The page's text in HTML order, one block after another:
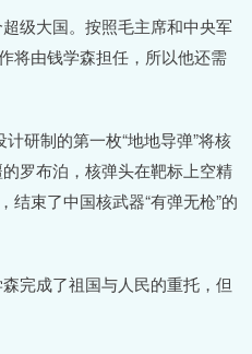
级大国。按照毛主席和中央军
将由钱学森担任，所以他还需
研制的第一枚“地地导弹”将核
罗布泊，核弹头在靶标上空精
结束了中国核武器“有弹无枪”的
完成了祖国与人民的重托，但